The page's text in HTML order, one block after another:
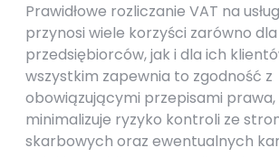
Prawidłowe rozliczanie VAT na
przynosi wiele korzyści zarówno dla
przedsiębiorców, jak i dla ich
wszystkim zapewnia to zgodność z
obowiązującymi przepisami prawa,
minimalizuje ryzyko kontroli ze
skarbowych oraz ewentualnych